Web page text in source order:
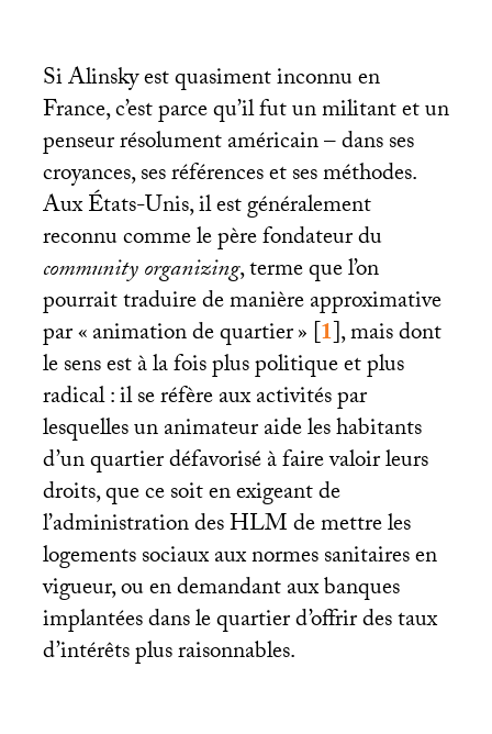
Si Alinsky est quasiment inconnu en
France, c’est parce qu’il fut un militant et un
penseur résolument américain – dans ses
croyances, ses références et ses méthodes.
Aux États-Unis, il est généralement
reconnu comme le père fondateur du
community organizing, terme que l’on
pourrait traduire de manière approximative
par «animation de quartier»[1], mais dont
le sens est à la fois plus politique et plus
radical : il se réfère aux activités par
lesquelles un animateur aide les habitants
d’un quartier défavorisé à faire valoir leurs
droits, que ce soit en exigeant de
l’administration desHLMde mettre les
logements sociaux aux normes sanitaires en
vigueur, ou en demandant aux banques
implantées dans le quartier d’offrir des taux
d’intérêts plus raisonnables.